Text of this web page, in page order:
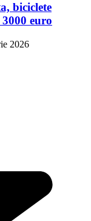
biciclete
euro
2026